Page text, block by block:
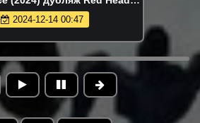
Sound
2024-12-14 00:47